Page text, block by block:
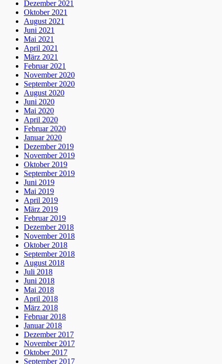
Dezember 2021
Oktober 2021
August 2021
Juni 2021
Mai 2021
April 2021
März 2021
Februar 2021
November 2020
September 2020
August 2020
Juni 2020
Mai 2020
April 2020
Februar 2020
Januar 2020
Dezember 2019
November 2019
Oktober 2019
September 2019
Juni 2019
Mai 2019
April 2019
März 2019
Februar 2019
Dezember 2018
November 2018
Oktober 2018
September 2018
August 2018
Juli 2018
Juni 2018
Mai 2018
April 2018
März 2018
Februar 2018
Januar 2018
Dezember 2017
November 2017
Oktober 2017
September 2017